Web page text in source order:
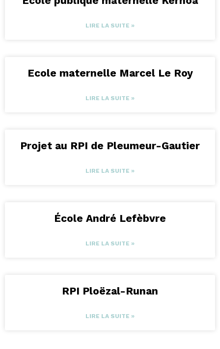
LIRE LA SUITE »
Ecole maternelle Marcel Le Roy
LIRE LA SUITE »
Projet au RPI de Pleumeur-Gautier
LIRE LA SUITE »
École André Lefèbvre
LIRE LA SUITE »
RPI Ploëzal-Runan
LIRE LA SUITE »